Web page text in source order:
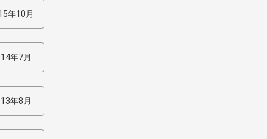
年10月
年7月
年8月